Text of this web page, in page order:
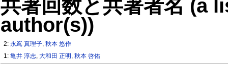
共著回数と共著者名 (a
author(s))
2:永嶌 真理子,秋本 悠作
1:亀井 淳志,大和田 正明 ,秋本 啓佑